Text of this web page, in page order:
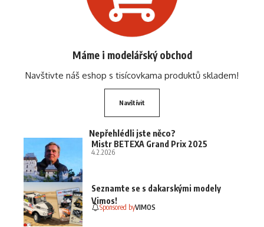
Máme i modelářský obchod
Navštivte náš eshop s tisícovkama produktů skladem!
Navštívit
Nepřehlédli jste něco?
Mistr BETEXA Grand Prix 2025
4.2.2026
Seznamte se s dakarskými modely
Vimos!
Sponsored byVIMOS